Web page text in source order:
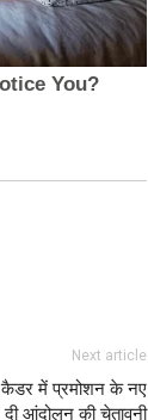
Next article
कैडर में प्रमोशन के नए
आंदोलन की चेतावनी